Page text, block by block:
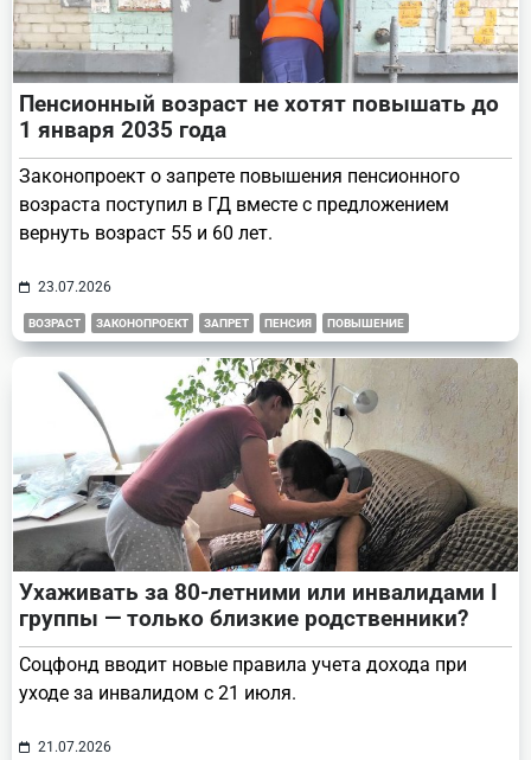
Пенсионный возраст не хотят повышать до
1 января 2035 года
Законопроект о запрете повышения пенсионного
возраста поступил в ГД вместе с предложением
вернуть возраст 55 и 60 лет.
23.07.2026
ВОЗРАСТ ЗАКОНОПРОЕКТ ЗАПРЕТ ПЕНСИЯ ПОВЫШЕНИЕ
Ухаживать за 80-летними или инвалидами I
группы — только близкие родственники?
Соцфонд вводит новые правила учета дохода при
уходе за инвалидом с 21 июля.
21.07.2026